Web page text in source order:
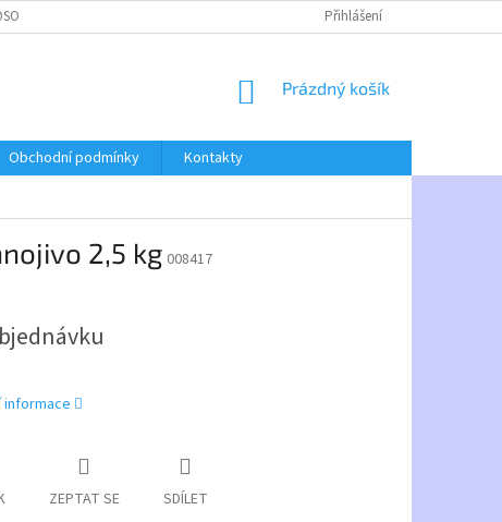
ÚDAJŮ Přihlášení
NÁKUPNÍ
Prázdný košík
Obchodní podmínky
Kontakty
2,5 kg 008417
informace
ZEPTAT SE SDÍLET